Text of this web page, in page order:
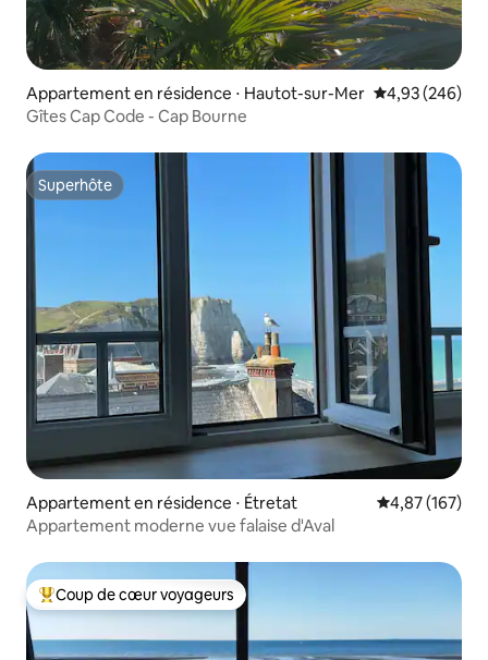
Appartement en résidence ⋅ Hautot-sur-Mer Évaluation
4,93 (246)
Gîtes Cap Code - Cap Bourne
Superhôte
Superhôte
Appartement en résidence ⋅ Étretat Évaluation
4,87 (167)
Appartement moderne vue falaise d'Aval
Coups de cœur voyageurs les plus appréciés
Coup de cœur voyageurs